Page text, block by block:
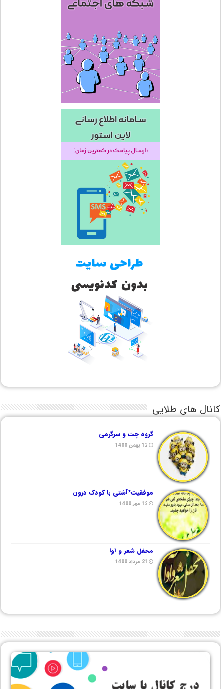
کانال های طلایی
گروه چت و سرگرمی
12 بهمن 1400
موفقیت*آشتی با کودک درون
12 مهر 1400
محفل شعر و آوا
21 مرداد 1400